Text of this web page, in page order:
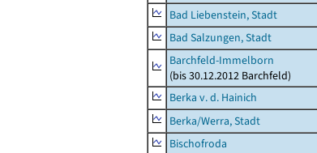
Bad Liebenstein, Stadt
Bad Salzungen, Stadt
Barchfeld-Immelborn
(bis 30.12.2012 Barchfeld)
Berka v. d. Hainich
Berka/Werra, Stadt
Bischofroda